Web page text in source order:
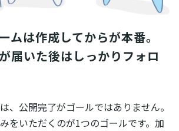
ムは作成してからが本番。
届いた後はしっかりフォロ
、公開完了がゴールではありません。
をいただくのが1つのゴールです。加